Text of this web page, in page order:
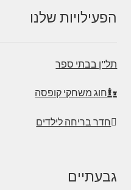
הפעילויות שלנו
תל"ן בבתי ספר
חוג משחקי קופסה
חדר בריחה לילדים
גבעתיים